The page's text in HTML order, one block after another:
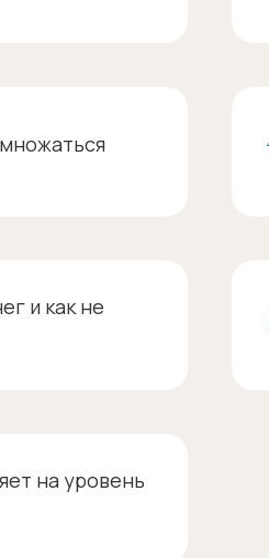
и как не
на уровень